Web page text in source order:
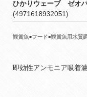
ひかりウェーブ ゼオ
(4971618932051)
観賞魚>フード>観賞魚用水質
即効性アンモニア吸着